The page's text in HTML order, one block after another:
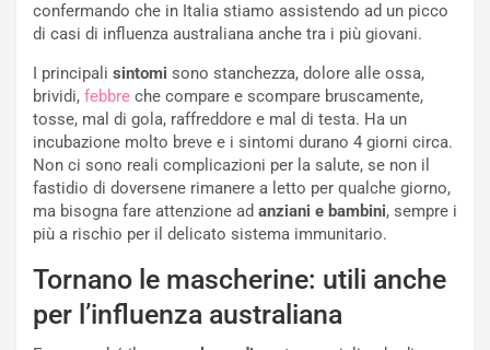
confermando che in Italia stiamo assistendo ad un picco
di casi di influenza australiana anche tra i più giovani.
I principali sintomi sono stanchezza, dolore alle ossa,
brividi, febbre che compare e scompare bruscamente,
tosse, mal di gola, raffreddore e mal di testa. Ha un
incubazione molto breve e i sintomi durano 4 giorni circa.
Non ci sono reali complicazioni per la salute, se non il
fastidio di doversene rimanere a letto per qualche giorno,
ma bisogna fare attenzione ad anziani e bambini, sempre i
più a rischio per il delicato sistema immunitario.
Tornano le mascherine: utili anche
per l’influenza australiana